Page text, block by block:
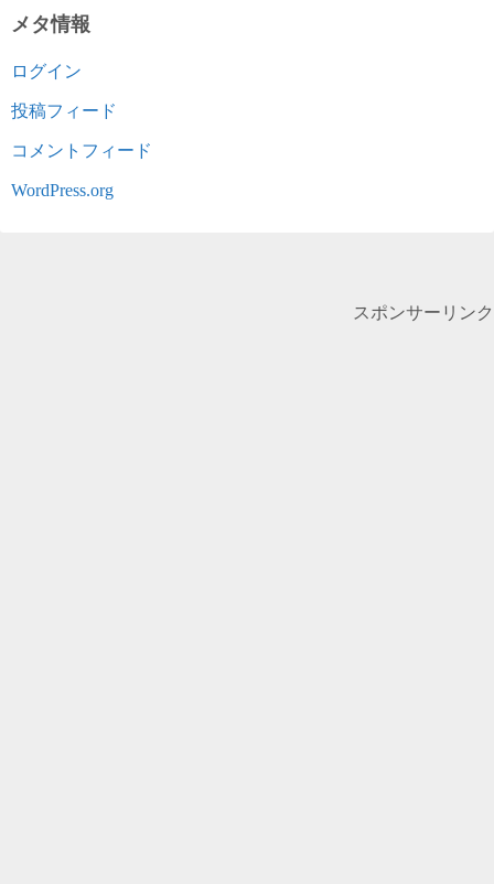
メタ情報
ログイン
投稿フィード
コメントフィード
WordPress.org
スポンサーリンク